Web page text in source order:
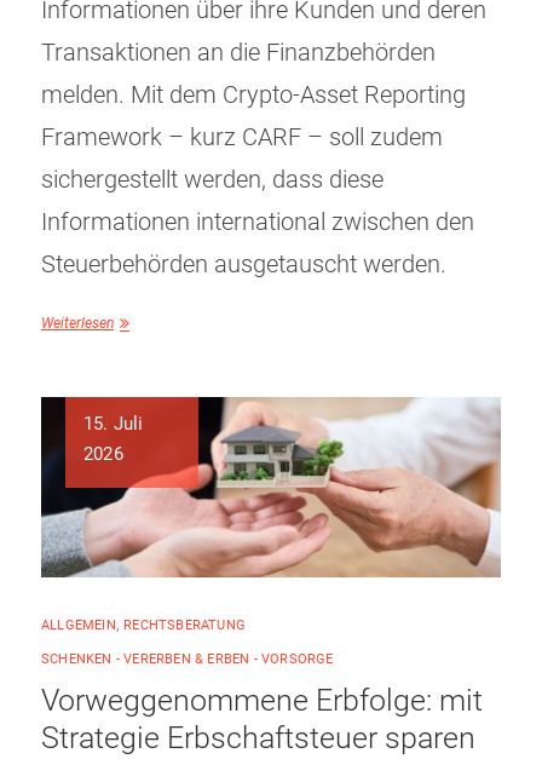
Informationen über ihre Kunden und deren
Transaktionen an die Finanzbehörden
melden. Mit dem Crypto-Asset Reporting
Framework – kurz CARF – soll zudem
sichergestellt werden, dass diese
Informationen international zwischen den
Steuerbehörden ausgetauscht werden.
Weiterlesen
15. Juli
2026
ALLGEMEIN, RECHTSBERATUNG
SCHENKEN - VERERBEN & ERBEN - VORSORGE
Vorweggenommene Erbfolge: mit
Strategie Erbschaftsteuer sparen